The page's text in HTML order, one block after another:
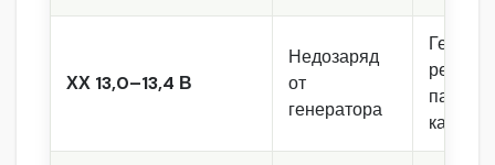
ХХ 13,0–13,4 В
Недозаряд
от
генератора
ремень,
кабелях